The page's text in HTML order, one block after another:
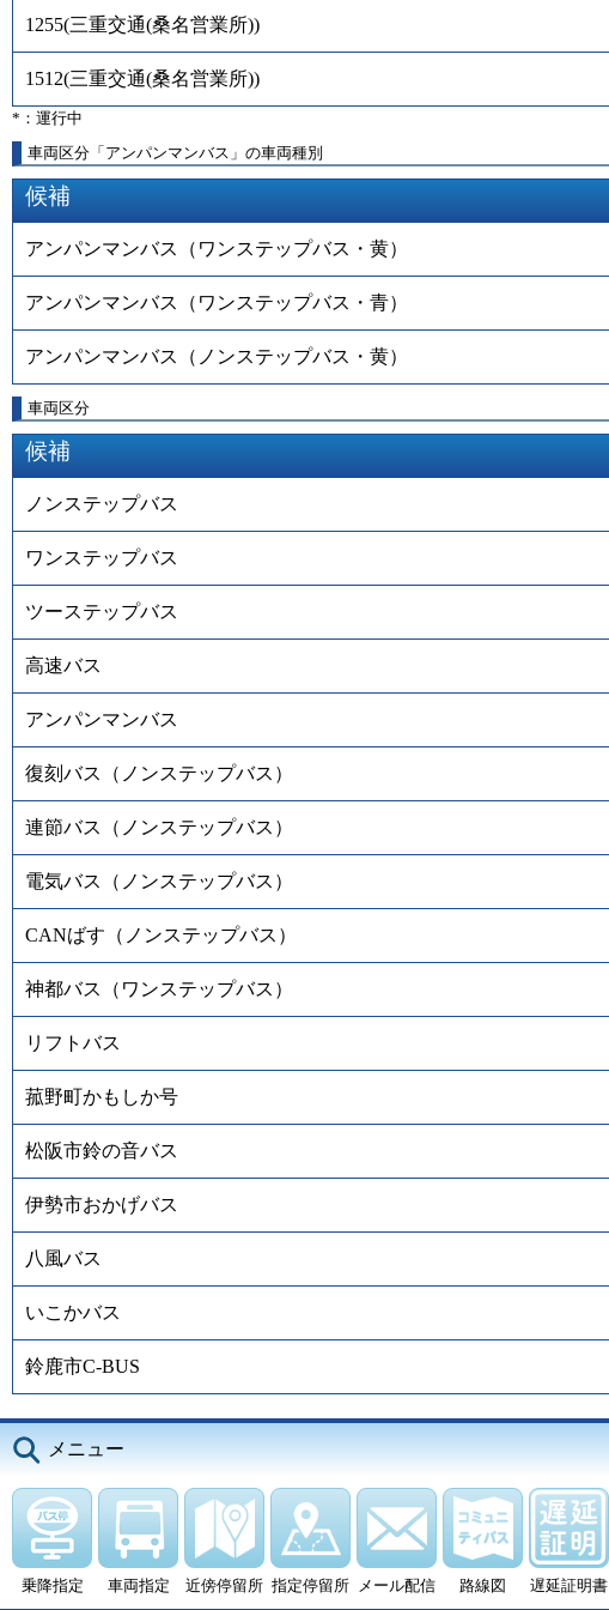
1255(三重交通(桑名営業所))
1512(三重交通(桑名営業所))
*：運行中
車両区分「アンパンマンバス」の車両種別
候補
アンパンマンバス（ワンステップバス・黄）
アンパンマンバス（ワンステップバス・青）
アンパンマンバス（ノンステップバス・黄）
車両区分
候補
ノンステップバス
ワンステップバス
ツーステップバス
高速バス
アンパンマンバス
復刻バス（ノンステップバス）
連節バス（ノンステップバス）
電気バス（ノンステップバス）
CANばす（ノンステップバス）
神都バス（ワンステップバス）
リフトバス
菰野町かもしか号
松阪市鈴の音バス
伊勢市おかげバス
八風バス
いこかバス
鈴鹿市C-BUS
メニュー
乗降指定 車両指定 近傍停留所 指定停留所 メール配信 路線図 遅延証明書